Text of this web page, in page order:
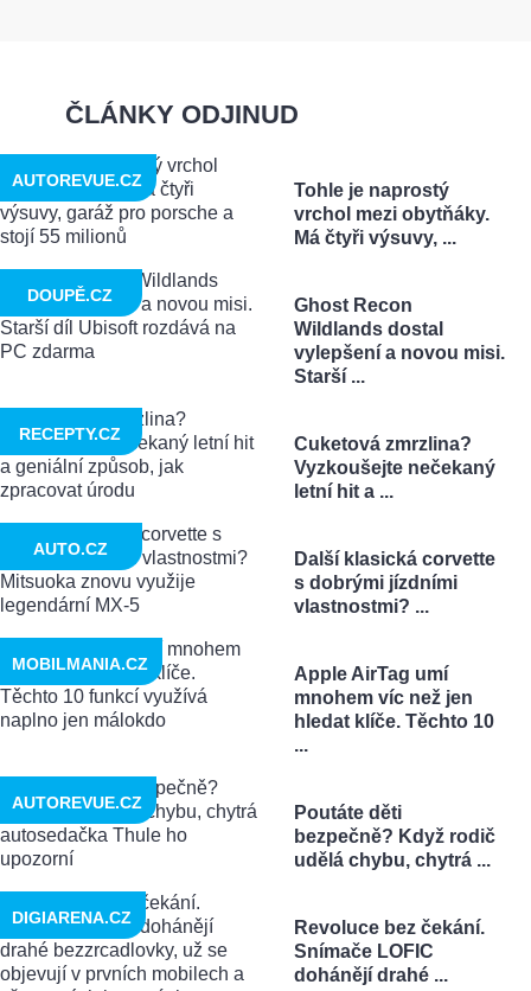
ČLÁNKY ODJINUD
Tohle je naprostý
vrchol mezi obytňáky.
Má čtyři výsuvy, ...
AUTOREVUE.CZ
Ghost Recon
Wildlands dostal
vylepšení a novou misi.
Starší ...
DOUPĚ.CZ
Cuketová zmrzlina?
Vyzkoušejte nečekaný
letní hit a ...
RECEPTY.CZ
Další klasická corvette
s dobrými jízdními
vlastnostmi? ...
AUTO.CZ
Apple AirTag umí
mnohem víc než jen
hledat klíče. Těchto 10
...
MOBILMANIA.CZ
Poutáte děti
bezpečně? Když rodič
udělá chybu, chytrá ...
AUTOREVUE.CZ
Revoluce bez čekání.
Snímače LOFIC
dohánějí drahé ...
DIGIARENA.CZ